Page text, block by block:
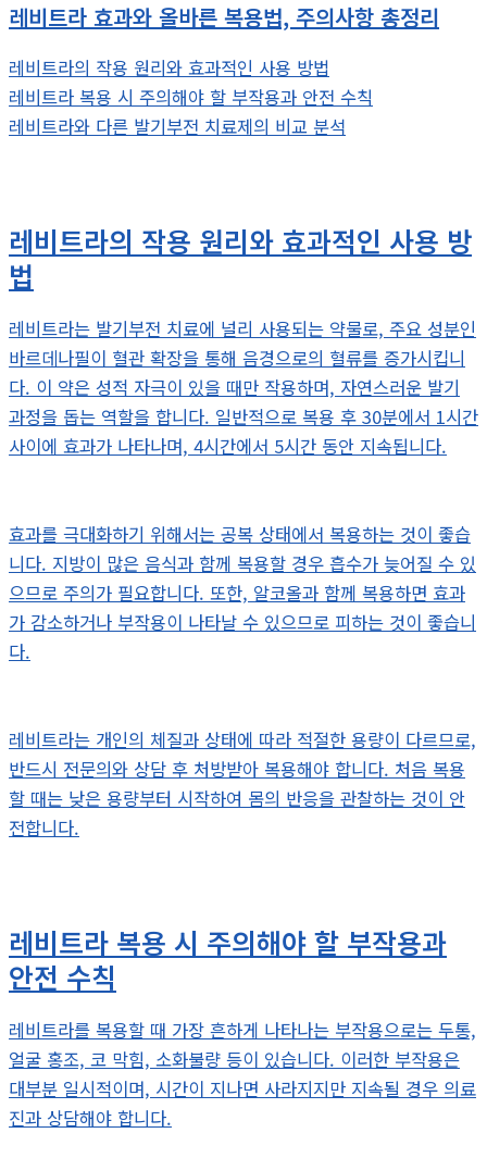
레비트라 효과와 올바른 복용법, 주의사항 총정리
레비트라의 작용 원리와 효과적인 사용 방법
레비트라 복용 시 주의해야 할 부작용과 안전 수칙
레비트라와 다른 발기부전 치료제의 비교 분석
레비트라의 작용 원리와 효과적인 사용 방
법
레비트라는 발기부전 치료에 널리 사용되는 약물로, 주요 성분인
바르데나필이 혈관 확장을 통해 음경으로의 혈류를 증가시킵니
다. 이 약은 성적 자극이 있을 때만 작용하며, 자연스러운 발기
과정을 돕는 역할을 합니다. 일반적으로 복용 후 30분에서 1시간
사이에 효과가 나타나며, 4시간에서 5시간 동안 지속됩니다.
효과를 극대화하기 위해서는 공복 상태에서 복용하는 것이 좋습
니다. 지방이 많은 음식과 함께 복용할 경우 흡수가 늦어질 수 있
으므로 주의가 필요합니다. 또한, 알코올과 함께 복용하면 효과
가 감소하거나 부작용이 나타날 수 있으므로 피하는 것이 좋습니
다.
레비트라는 개인의 체질과 상태에 따라 적절한 용량이 다르므로,
반드시 전문의와 상담 후 처방받아 복용해야 합니다. 처음 복용
할 때는 낮은 용량부터 시작하여 몸의 반응을 관찰하는 것이 안
전합니다.
레비트라 복용 시 주의해야 할 부작용과
안전 수칙
레비트라를 복용할 때 가장 흔하게 나타나는 부작용으로는 두통,
얼굴 홍조, 코 막힘, 소화불량 등이 있습니다. 이러한 부작용은
대부분 일시적이며, 시간이 지나면 사라지지만 지속될 경우 의료
진과 상담해야 합니다.